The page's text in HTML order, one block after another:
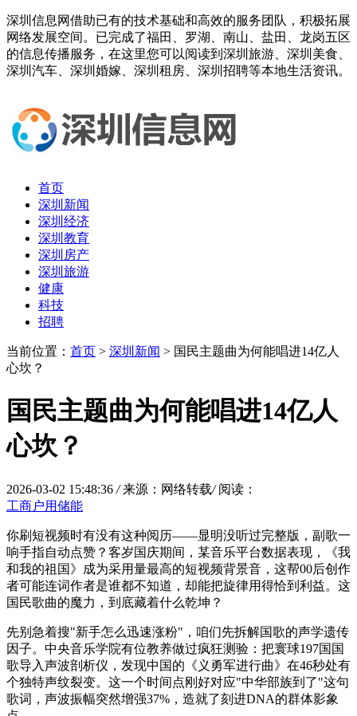
深圳信息网借助已有的技术基础和高效的服务团队，积极拓展
网络发展空间。已完成了福田、罗湖、南山、盐田、龙岗五区
的信息传播服务，在这里您可以阅读到深圳旅游、深圳美食、
深圳汽车、深圳婚嫁、深圳租房、深圳招聘等本地生活资讯。
首页
深圳新闻
深圳经济
深圳教育
深圳房产
深圳旅游
健康
科技
招聘
当前位置： 首页 > 深圳新闻 > 国民主题曲为何能唱进14亿人
心坎？
国民主题曲为何能唱进14亿人
心坎？
2026-03-02 15:48:36 / 来源：网络转载/ 阅读：
工商户用储能
你刷短视频时有没有这种阅历——显明没听过完整版，副歌一
响手指自动点赞？客岁国庆期间，某音乐平台数据表现，《我
和我的祖国》成为采用量最高的短视频背景音，这帮00后创作
者可能连词作者是谁都不知道，却能把旋律用得恰到利益。这
国民歌曲的魔力，到底藏着什么乾坤？
先别急着搜"新手怎么迅速涨粉"，咱们先拆解国歌的声学遗传
因子。中央音乐学院有位教养做过疯狂测验：把寰球197国国
歌导入声波剖析仪，发现中国的《义勇军进行曲》在46秒处有
个独特声纹裂变。这一个时间点刚好对应"中华部族到了"这句
歌词，声波振幅突然增强37%，造就了刻进DNA的群体影象